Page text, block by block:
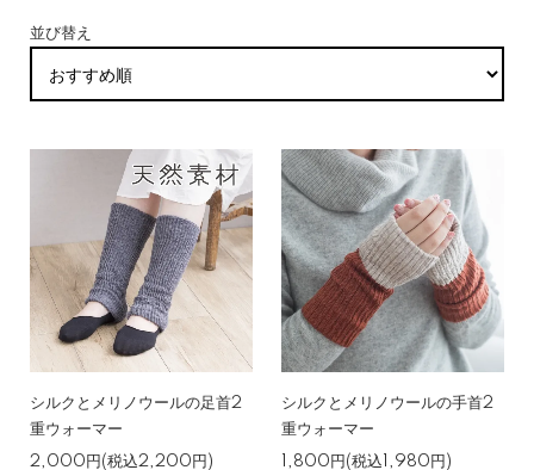
並び替え
シルクとメリノウールの足首2
重ウォーマー
2,000円(税込2,200円)
シルクとメリノウールの手首2
重ウォーマー
1,800円(税込1,980円)